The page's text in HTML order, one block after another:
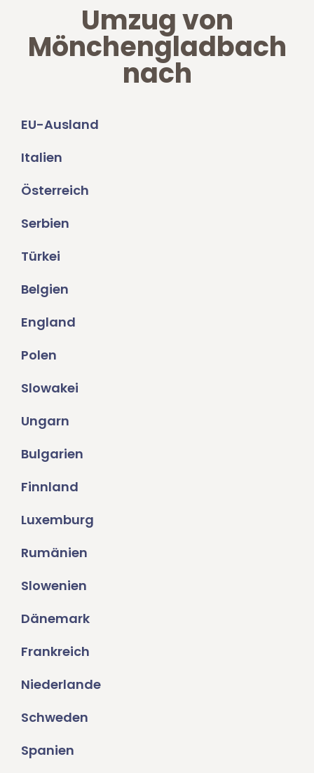
Umzug von
Mönchengladbach
nach
EU-Ausland
Italien
Österreich
Serbien
Türkei
Belgien
England
Polen
Slowakei
Ungarn
Bulgarien
Finnland
Luxemburg
Rumänien
Slowenien
Dänemark
Frankreich
Niederlande
Schweden
Spanien